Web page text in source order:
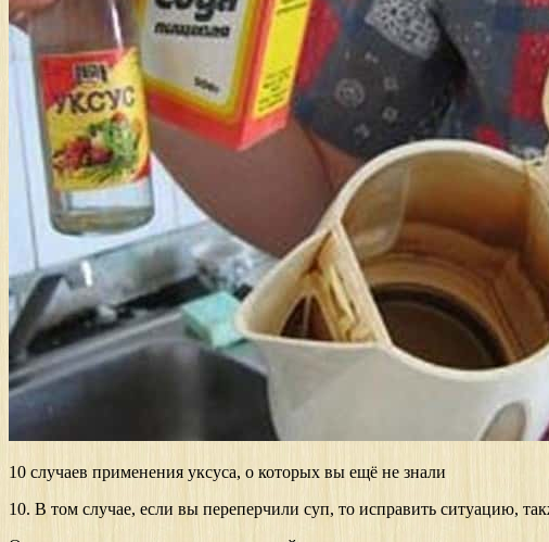
10 случаев применения уксуса, о которых вы ещё не знали
10. В том случае, если вы переперчили суп, то исправить ситуацию,